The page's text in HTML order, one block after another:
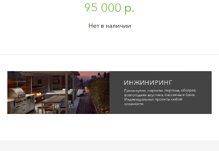
95 000 р.
Нет в наличии